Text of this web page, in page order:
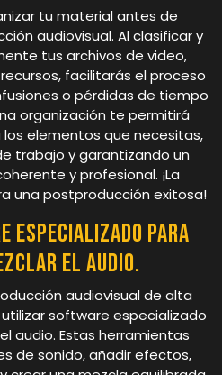
tu material antes de
audiovisual. Al clasificar y
tus archivos de video,
facilitarás el proceso
o pérdidas de tiempo
organización te permitirá
elementos que necesitas,
trabajo y garantizando un
y profesional. ¡La
una postproducción exitosa!
para
el audio.
audiovisual de alta
software especializado
audio. Estas herramientas
de sonido, añadir efectos,